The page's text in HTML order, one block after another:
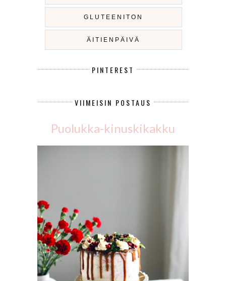
GLUTEENITON
ÄITIENPÄIVÄ
PINTEREST
VIIMEISIN POSTAUS
Puolukka-kinuskikakku